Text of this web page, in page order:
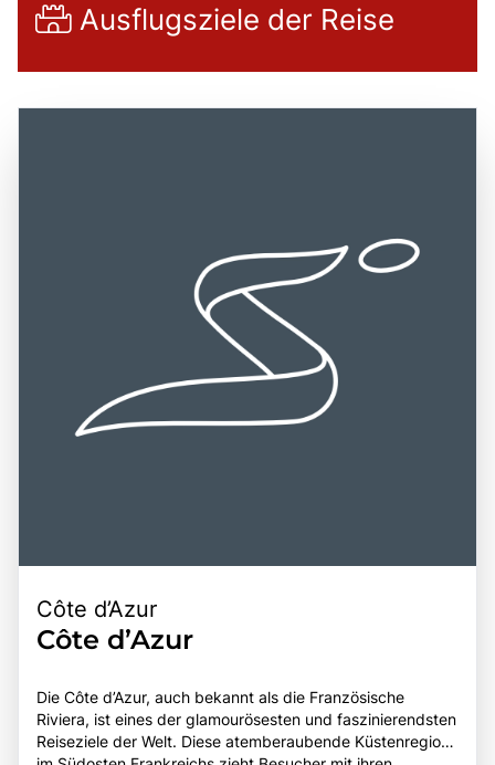
Ausflugsziele der Reise
Côte d’Azur
Côte d’Azur
Die Côte d’Azur, auch bekannt als die Französische
Riviera, ist eines der glamourösesten und faszinierendsten
Reiseziele der Welt. Diese atemberaubende Küstenregion